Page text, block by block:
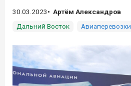
30.03.2023
Артём Александров
Дальний Восток
Авиаперевозки